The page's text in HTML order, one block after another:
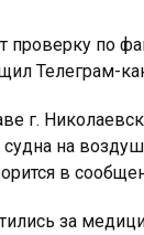
проверку по
Телеграм-
г.
на
в
за